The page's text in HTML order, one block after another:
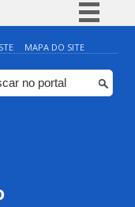
Simplifique!
Comunica BR
Participe
MAPA DO SITE